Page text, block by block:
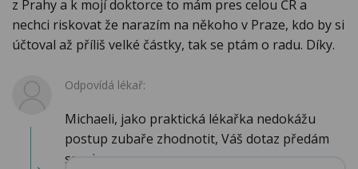
z Prahy a k mojí doktorce to mám pres celou ČR a
nechci riskovat že narazím na někoho v Praze, kdo by si
účtoval až příliš velké částky, tak se ptám o radu. Díky.
Odpovídá lékař:
Michaeli, jako praktická lékařka nedokážu
postup zubaře zhodnotit, Váš dotaz předám
specia...